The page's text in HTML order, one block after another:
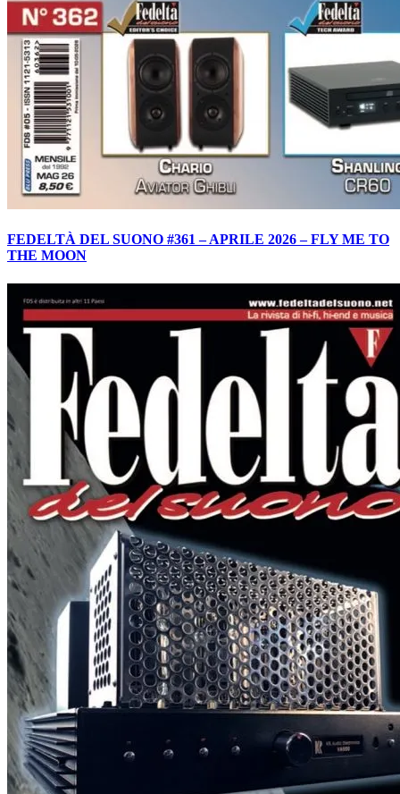
FEDELTÀ DEL SUONO #361 – APRILE 2026 – FLY ME TO
THE MOON